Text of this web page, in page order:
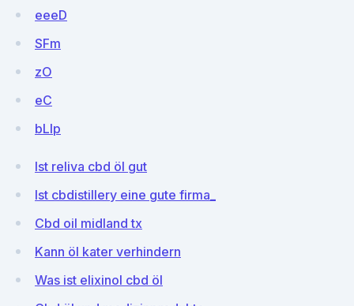
eeeD
SFm
zO
eC
bLlp
Ist reliva cbd öl gut
Ist cbdistillery eine gute firma_
Cbd oil midland tx
Kann öl kater verhindern
Was ist elixinol cbd öl